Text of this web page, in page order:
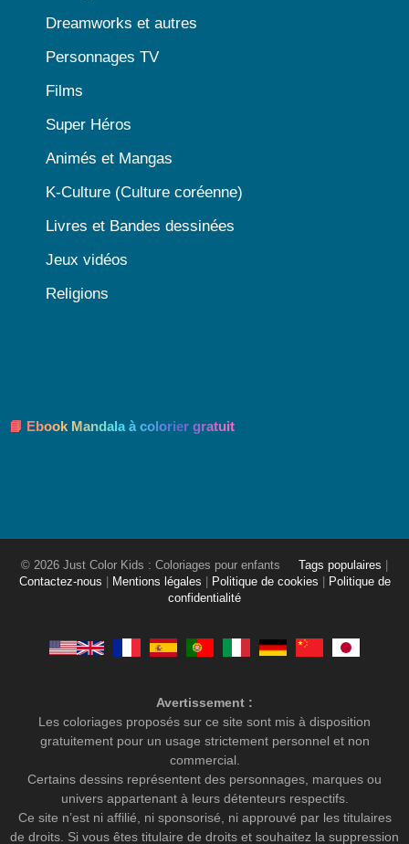
Dreamworks et autres
Personnages TV
Films
Super Héros
Animés et Mangas
K-Culture (Culture coréenne)
Livres et Bandes dessinées
Jeux vidéos
Religions
📘 Ebook Mandala à colorier gratuit
© 2026 Just Color Kids : Coloriages pour enfants Tags populaires
Contactez-nous
Mentions légales Politique de cookies
Politique de
confidentialité
Avertissement :
Les coloriages proposés sur ce site sont mis à disposition
gratuitement pour un usage strictement personnel et non
commercial.
Certains dessins représentent des personnages, marques ou
univers appartenant à leurs détenteurs respectifs.
Ce site n’est ni affilié, ni sponsorisé, ni approuvé par les titulaires
de droits. Si vous êtes titulaire de droits et souhaitez la suppression